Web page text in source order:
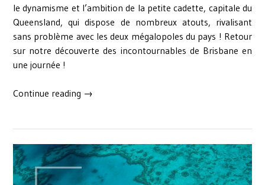
le dynamisme et l’ambition de la petite cadette, capitale du
Queensland, qui dispose de nombreux atouts, rivalisant
sans problème avec les deux mégalopoles du pays ! Retour
sur notre découverte des incontournables de Brisbane en
une journée !
Continue reading « 1
la
capitale
→